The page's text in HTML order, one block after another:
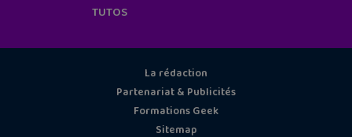
TUTOS
La rédaction
Partenariat & Publicités
Formations Geek
Sitemap